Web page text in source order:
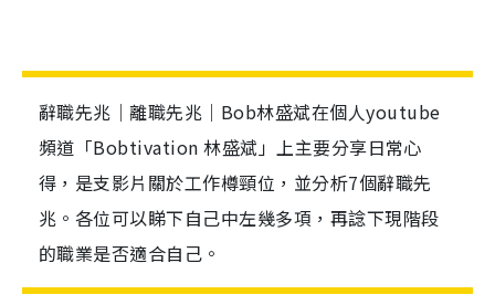
辭職先兆｜離職先兆｜Bob林盛斌在個人youtube
頻道「Bobtivation 林盛斌」上主要分享日常心
得，是支影片關於工作樽頸位，並分析7個辭職先
兆。各位可以睇下自己中左幾多項，再諗下現階段
的職業是否適合自己。